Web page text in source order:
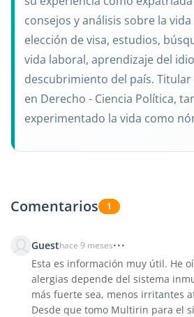
consejos y análisis sobre la
elección de visa, estudios,
vida laboral, aprendizaje del
descubrimiento del país. Titular
en Derecho - Ciencia Política,
experimentado la vida como
Comentarios 1
Guesthace 9 meses
Esta es información muy útil. He
alergias depende del sistema
más fuerte sea, menos irritantes
Desde que tomo Multirin para el